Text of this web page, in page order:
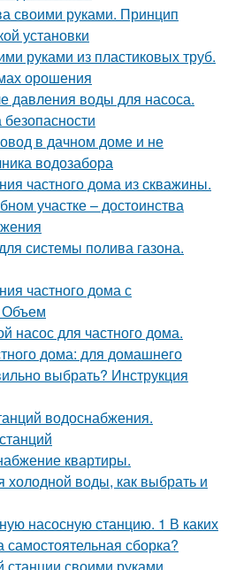
своими руками. Принцип
установки
руками из пластиковых труб.
орошения
давления воды для насоса.
в дачном доме и не
водозабора
частного дома из скважины.
участке – достоинства
системы полива газона.
частного дома с
Объем
насос для частного дома.
дома: для домашнего
выбрать? Инструкция
водоснабжения.
квартиры.
холодной воды, как выбрать и
насосную станцию. 1 В каких
самостоятельная сборка?
станции своими руками.